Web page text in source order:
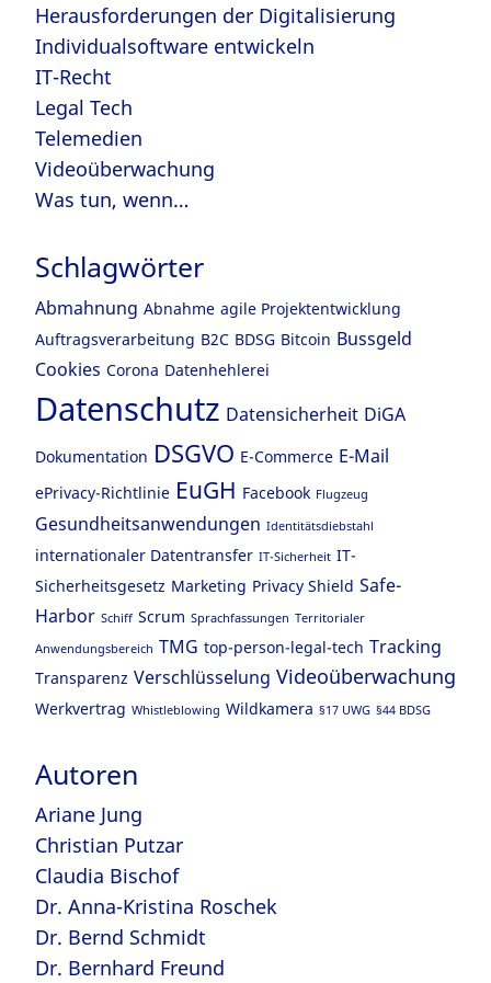
Herausforderungen der Digitalisierung
Individualsoftware entwickeln
IT-Recht
Legal Tech
Telemedien
Videoüberwachung
Was tun, wenn…
Schlagwörter
Abmahnung Abnahme agile Projektentwicklung
Auftragsverarbeitung B2C BDSG Bitcoin Bussgeld
Cookies Corona Datenhehlerei
Datenschutz Datensicherheit DiGA
Dokumentation DSGVO E-Commerce E-Mail
ePrivacy-Richtlinie EuGH Facebook Flugzeug
Gesundheitsanwendungen Identitätsdiebstahl
internationaler Datentransfer IT-Sicherheit IT-
Sicherheitsgesetz Marketing Privacy Shield Safe-
Harbor Schiff Scrum Sprachfassungen Territorialer
Anwendungsbereich TMG top-person-legal-tech Tracking
Transparenz Verschlüsselung Videoüberwachung
Werkvertrag Whistleblowing Wildkamera §17 UWG §44 BDSG
Autoren
Ariane Jung
Christian Putzar
Claudia Bischof
Dr. Anna-Kristina Roschek
Dr. Bernd Schmidt
Dr. Bernhard Freund